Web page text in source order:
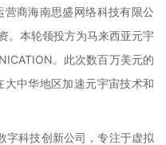
营商海南思盛网络科技有限公
。本轮领投方为马来西亚元宇
。此次数百万美元的
大中华地区加速元宇宙技术和
科技创新公司，专注于虚拟